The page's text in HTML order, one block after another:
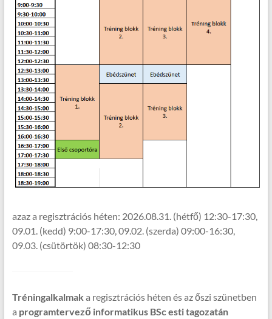
azaz a regisztrációs héten: 2026.08.31. (hétfő) 12:30-17:30,
09.01. (kedd) 9:00-17:30, 09.02. (szerda) 09:00-16:30,
09.03. (csütörtök) 08:30-12:30
Tréningalkalmak a regisztrációs héten és az őszi szünetben
a programtervező informatikus BSc esti tagozatán